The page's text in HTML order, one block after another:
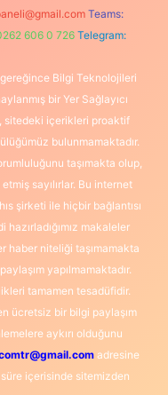
Teams:
606 0 726 Telegram:
Bilgi Teknolojileri
bir Yer Sağlayıcı
sitedeki içerikleri proaktif
bulunmamaktadır.
taşımakta olup,
sayılırlar. Bu internet
şirketi ile hiçbir bağlantısı
makaleler
haber niteliği taşımamakta
yapılmamaktadır.
tamamen tesadüfidir.
ücretsiz bir bilgi paylaşım
aykırı olduğunu
adresine
içerisinde sitemizden